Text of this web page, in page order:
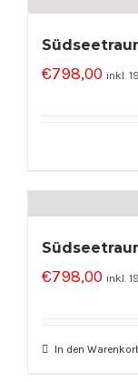
€798,00 inkl.
€798,00 inkl.
In den